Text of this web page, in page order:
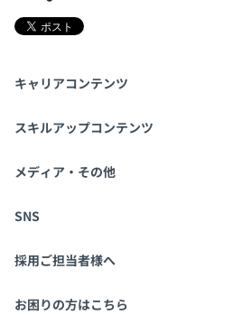
キャリアコンテンツ
転職・キャリア
スキルアップコンテンツ
学習
メディア・その他
Tech Team Journal
SNS
X
採用ご担当者様へ
採用・教育をお考えの企業様へ
お困りの方はこちら